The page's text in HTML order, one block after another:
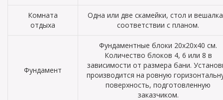
Комната
отдыха
Одна или две скамейки, стол и
соответствии с планом.
Фундамент
Фундаментные блоки 20х20х40 см.
Количество блоков 4, 6 или 8 в
зависимости от размера бани.
производится на ровную
поверхность, подготовленную
заказчиком.